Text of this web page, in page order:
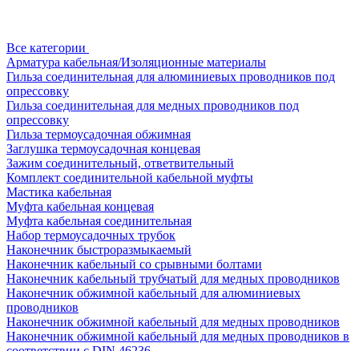
Все категории
Арматура кабельная/Изоляционные материалы
Гильза соединительная для алюминиевых проводников под
опрессовку
Гильза соединительная для медных проводников под
опрессовку
Гильза термоусадочная обжимная
Заглушка термоусадочная концевая
Зажим соединительный, ответвительный
Комплект соединительной кабельной муфты
Мастика кабельная
Муфта кабельная концевая
Муфта кабельная соединительная
Набор термоусадочных трубок
Наконечник быстроразмыкаемый
Наконечник кабельный со срывными болтами
Наконечник кабельный трубчатый для медных проводников
Наконечник обжимной кабельный для алюминиевых
проводников
Наконечник обжимной кабельный для медных проводников
Наконечник обжимной кабельный для медных проводников в